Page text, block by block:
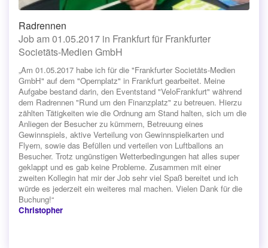
Radrennen
Job am 01.05.2017 in Frankfurt für Frankfurter
Societäts-Medien GmbH
„Am 01.05.2017 habe ich für die "Frankfurter Societäts-Medien
GmbH" auf dem "Opernplatz" in Frankfurt gearbeitet. Meine
Aufgabe bestand darin, den Eventstand "VeloFrankfurt" während
dem Radrennen "Rund um den Finanzplatz" zu betreuen. Hierzu
zählten Tätigkeiten wie die Ordnung am Stand halten, sich um die
Anliegen der Besucher zu kümmern, Betreuung eines
Gewinnspiels, aktive Verteilung von Gewinnspielkarten und
Flyern, sowie das Befüllen und verteilen von Luftballons an
Besucher. Trotz ungünstigen Wetterbedingungen hat alles super
geklappt und es gab keine Probleme. Zusammen mit einer
zweiten Kollegin hat mir der Job sehr viel Spaß bereitet und ich
würde es jederzeit ein weiteres mal machen. Vielen Dank für die
Buchung!“
Christopher